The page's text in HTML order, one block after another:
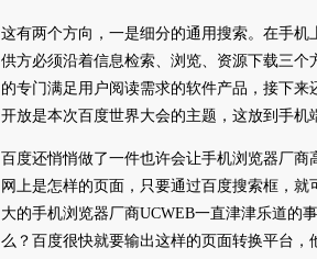
这有两个方向，一是细分的通用搜索。在手
供方必须沿着信息检索、浏览、资源下载三
的专门满足用户阅读需求的软件产品，接下
开放是本次百度世界大会的主题，这放到手机
百度还悄悄做了一件也许会让手机浏览器厂
网上是怎样的页面，只要通过百度搜索框，
大的手机浏览器厂商UCWEB一直津津乐道的
么？百度很快就要输出这样的页面转换平台